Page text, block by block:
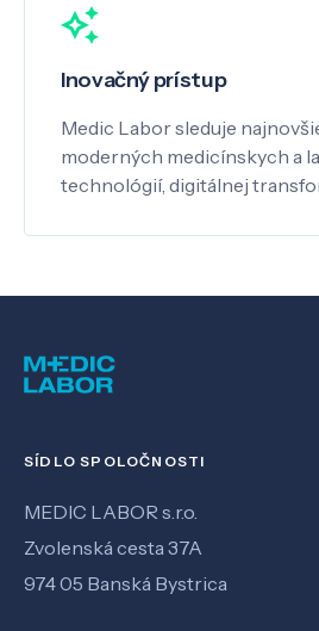
Inovačný prístup
Medic Labor sleduje
moderných medicínskych a
technológií, digitálnej
SÍDLO SPOLOČNOSTI
MEDIC LABOR s.r.o.
Zvolenská cesta 37A
974 05 Banská Bystrica